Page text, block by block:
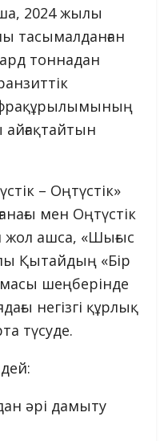
2024 жылы
тасымалданған
тоннадан
– Оңтүстік»
мен Оңтүстік
жол ашса, «Шығыс
Қытайдың «Бір
шеңберінде
негізгі құрлық
түсуде.
әрі дамыту